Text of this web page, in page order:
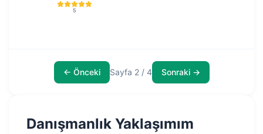
5
← Önceki Sayfa 2 / 4 Sonraki →
Danışmanlık Yaklaşımım